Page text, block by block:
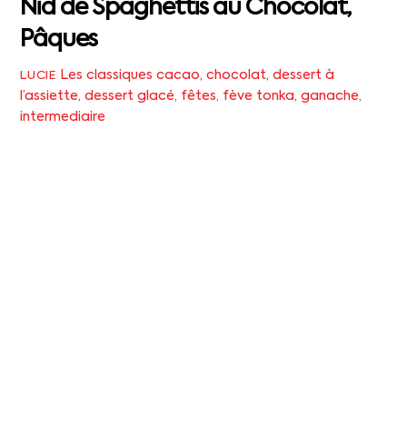
Nid de Spaghettis au Chocolat,
Pâques
LUCIE Les classiques cacao, chocolat, dessert à
l’assiette,dessert glacé, fêtes, fève tonka,ganache,
intermediaire